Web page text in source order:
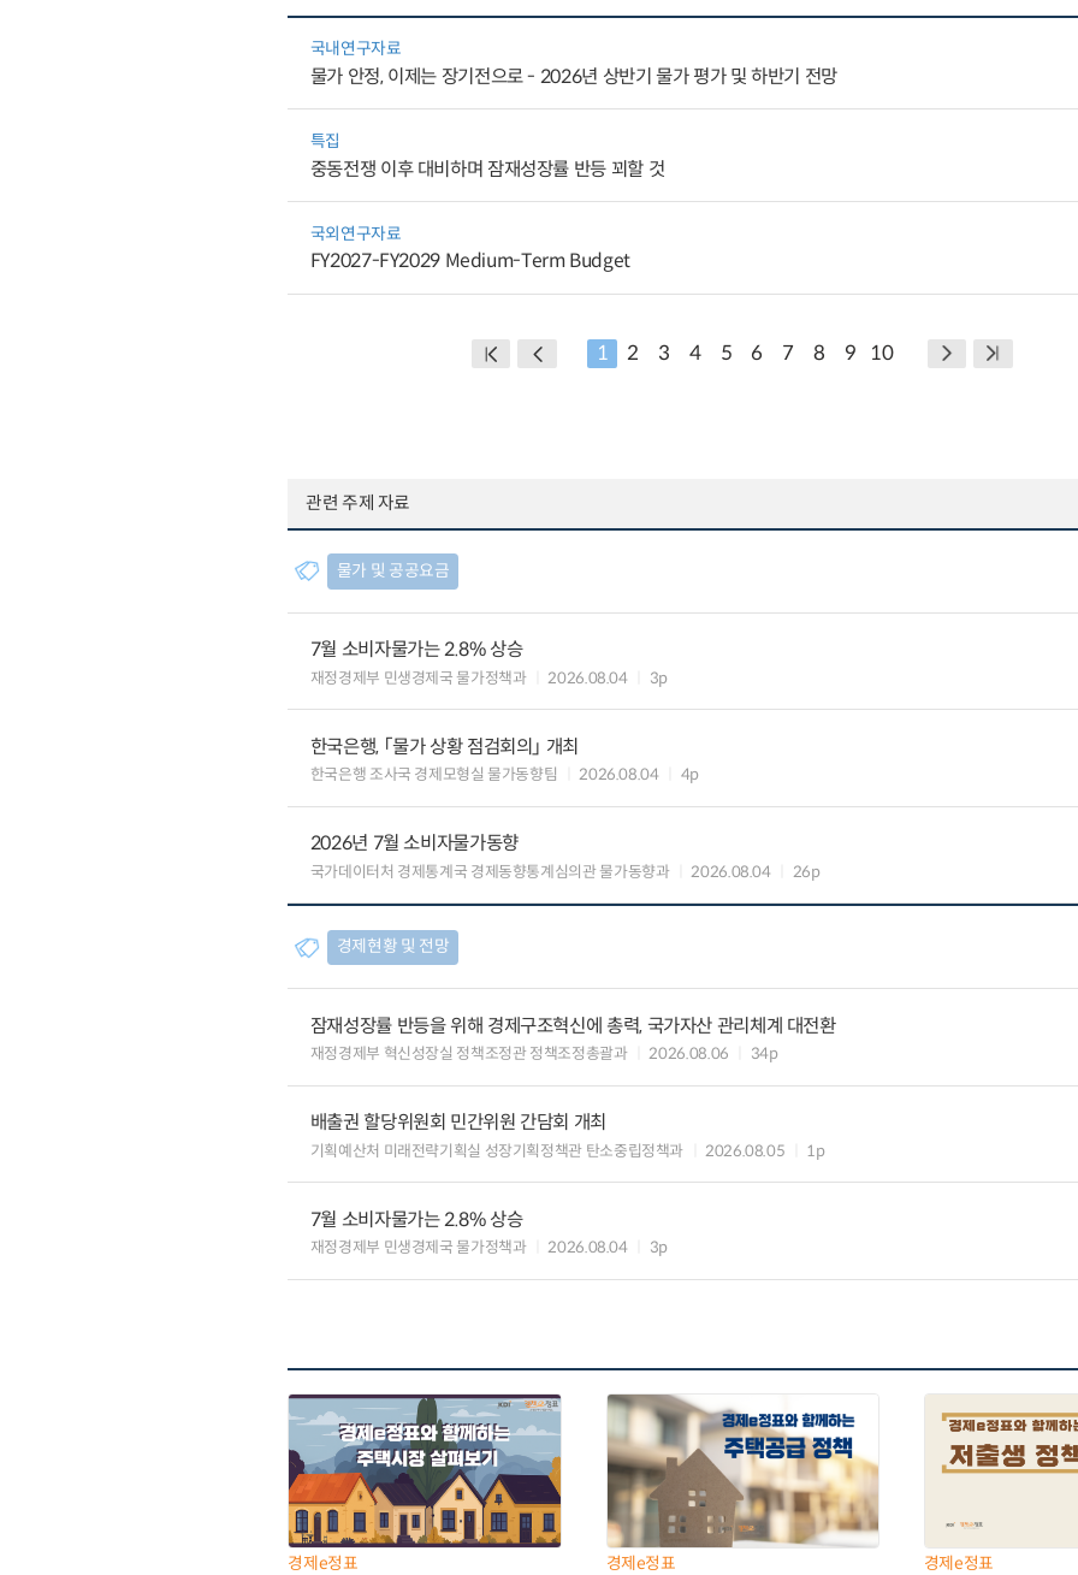
국내연구자료
물가 안정, 이제는 장기전으로 - 2026년 상반기 물가 평가 및 하반기 전망
특집
중동전쟁 이후 대비하며 잠재성장률 반등 꾀할 것
국외연구자료
FY2027-FY2029 Medium-Term Budget
1 2 3 4 5 6 7 8 9 10
관련 주제 자료
물가 및 공공요금
7월 소비자물가는 2.8% 상승
재정경제부 민생경제국 물가정책과 2026.08.04 3p
한국은행, 「물가 상황 점검회의」 개최
한국은행 조사국 경제모형실 물가동향팀 2026.08.04 4p
2026년 7월 소비자물가동향
국가데이터처 경제통계국 경제동향통계심의관 물가동향과 2026.08.04 26p
경제현황 및 전망
잠재성장률 반등을 위해 경제구조혁신에 총력, 국가자산 관리체계 대전환
재정경제부 혁신성장실 정책조정관 정책조정총괄과 2026.08.06 34p
배출권 할당위원회 민간위원 간담회 개최
기획예산처 미래전략기획실 성장기획정책관 탄소중립정책과 2026.08.05 1p
7월 소비자물가는 2.8% 상승
재정경제부 민생경제국 물가정책과 2026.08.04 3p
경제e정표 경제e정표 경제e정표